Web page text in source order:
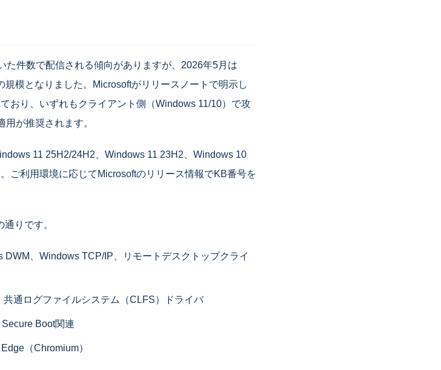
た件数で配信される傾向がありますが、2026年5月は
規模となりました。Microsoftがリリースノートで明示し
おり、いずれもクライアント側（Windows 11/10）で攻
が推奨されます。
11 25H2/24H2、Windows 11 23H2、Windows 10
ご利用環境に応じてMicrosoftのリリース情報でKB番号を
りです。
DWM、Windows TCP/IP、リモートデスクトップクライ
共通ログファイルシステム（CLFS）ドライバ
Secure Boot関連
（Chromium）